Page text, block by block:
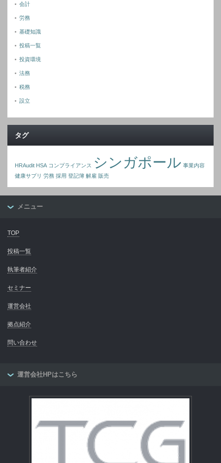
会計
労務
基礎知識
投稿一覧
投資環境
法務
税務
設立
タグ
HRAudit HSA コンプライアンス シンガポール 事業内容
健康サプリ 労務 採用 登記簿 解雇 販売
メニュー
TOP
投稿一覧
執筆者紹介
セミナー
運営会社
拠点紹介
問い合わせ
運営会社HPはこちら